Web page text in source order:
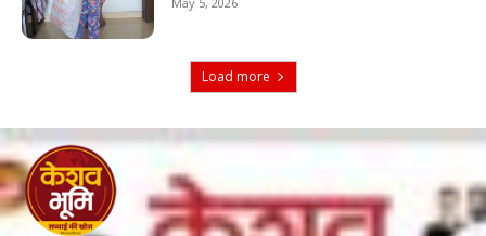
Load more